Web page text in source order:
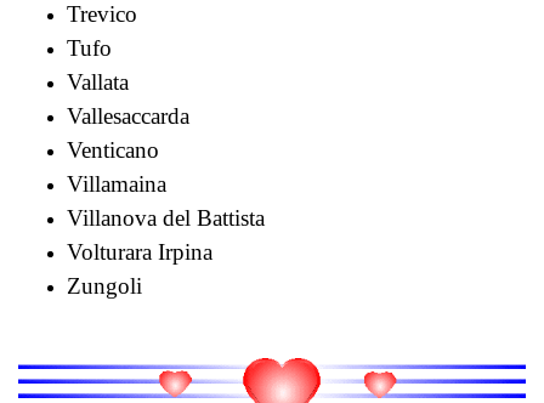
Trevico
Tufo
Vallata
Vallesaccarda
Venticano
Villamaina
Villanova del Battista
Volturara Irpina
Zungoli